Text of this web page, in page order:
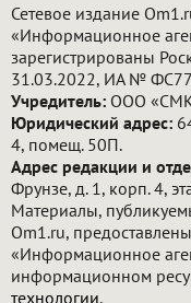
Сетевое издание
«Информационное
зарегистрированы
31.03.2022, ИА №
Учредитель: ООО «СМК
Юридический адрес:
4, помещ. 50П.
Адрес редакции и
Фрунзе, д. 1, корп. 4,
Материалы,
Om1.ru,
«Информационное
информационном
технологии.